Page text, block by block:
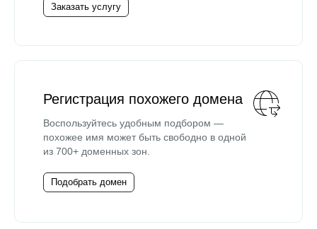
Заказать услугу
Регистрация похожего домена
Воспользуйтесь удобным подбором —
похожее имя может быть свободно в одной
из 700+ доменных зон.
Подобрать домен